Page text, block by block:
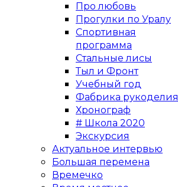
Про любовь
Прогулки по Уралу
Спортивная
программа
Стальные лисы
Тыл и Фронт
Учебный год
Фабрика рукоделия
Хронограф
# Школа 2020
Экскурсия
Актуальное интервью
Большая перемена
Времечко